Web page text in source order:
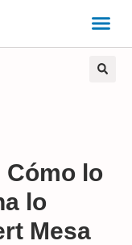
Cómo lo
lo
Mesa